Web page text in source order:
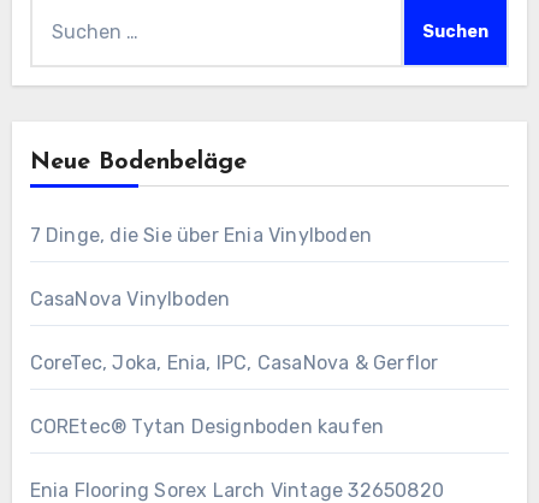
nach:
Neue Bodenbeläge
7 Dinge, die Sie über Enia Vinylboden
CasaNova Vinylboden
CoreTec, Joka, Enia, IPC, CasaNova & Gerflor
COREtec® Tytan Designboden kaufen
Enia Flooring Sorex ​Larch Vintage 32650820